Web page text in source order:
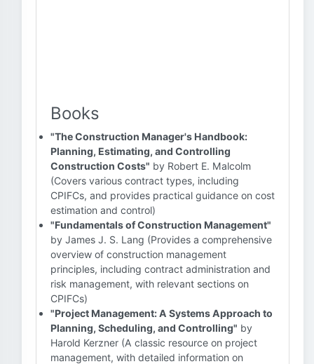
Books
"The Construction Manager's Handbook:
Planning, Estimating, and Controlling
Construction Costs" by Robert E. Malcolm
(Covers various contract types, including
CPIFCs, and provides practical guidance on cost
estimation and control)
"Fundamentals of Construction Management"
by James J. S. Lang (Provides a comprehensive
overview of construction management
principles, including contract administration and
risk management, with relevant sections on
CPIFCs)
"Project Management: A Systems Approach to
Planning, Scheduling, and Controlling" by
Harold Kerzner (A classic resource on project
management, with detailed information on